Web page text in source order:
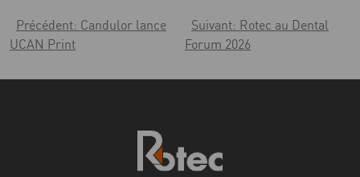
de
l’article
Précédent: Candulor lance
UCAN Print
Suivant: Rotec au Dental
Forum 2026